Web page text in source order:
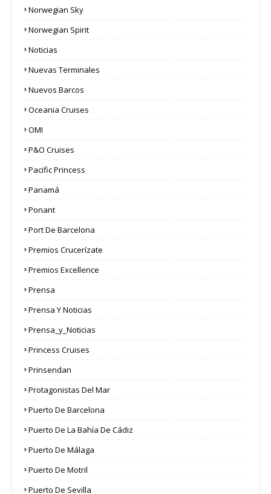
Norwegian Sky
Norwegian Spirit
Noticias
Nuevas Terminales
Nuevos Barcos
Oceania Cruises
OMI
P&O Cruises
Pacific Princess
Panamá
Ponant
Port De Barcelona
Premios Crucerízate
Premios Excellence
Prensa
Prensa Y Noticias
Prensa_y_Noticias
Princess Cruises
Prinsendan
Protagonistas Del Mar
Puerto De Barcelona
Puerto De La Bahía De Cádiz
Puerto De Málaga
Puerto De Motril
Puerto De Sevilla